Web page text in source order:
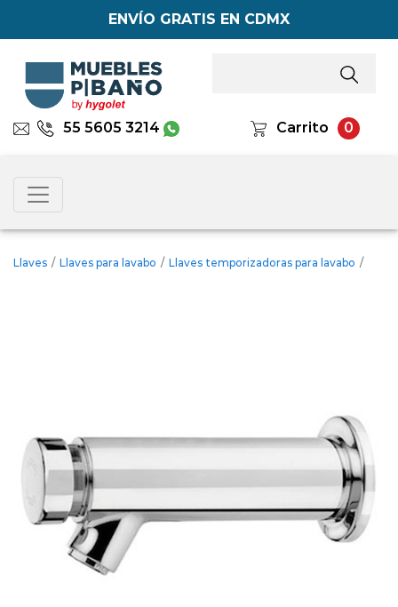
ENVÍO GRATIS EN CDMX
55 5605 3214 Carrito 0
Llaves / Llaves para lavabo / Llaves temporizadoras para lavabo /